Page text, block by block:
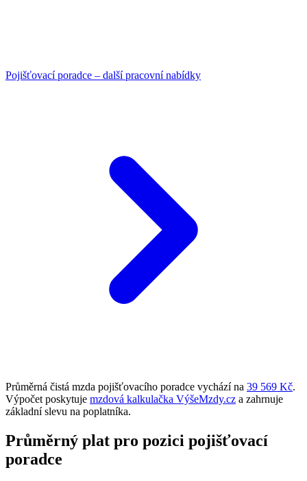
Pojišťovací poradce – další pracovní nabídky
Průměrná čistá mzda pojišťovacího poradce vychází na 39 569 Kč.
Výpočet poskytuje mzdová kalkulačka VýšeMzdy.cz a zahrnuje
základní slevu na poplatníka.
Průměrný plat pro pozici pojišťovací
poradce